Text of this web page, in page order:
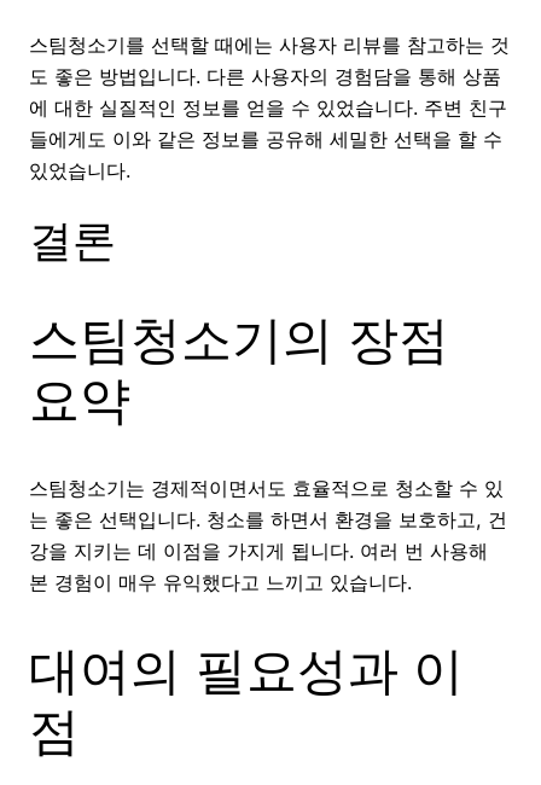
스팀청소기를 선택할 때에는 사용자 리뷰를 참고하는 것
도 좋은 방법입니다. 다른 사용자의 경험담을 통해 상품
에 대한 실질적인 정보를 얻을 수 있었습니다. 주변 친구
들에게도 이와 같은 정보를 공유해 세밀한 선택을 할 수
있었습니다.
결론
스팀청소기의 장점
요약
스팀청소기는 경제적이면서도 효율적으로 청소할 수 있
는 좋은 선택입니다. 청소를 하면서 환경을 보호하고, 건
강을 지키는 데 이점을 가지게 됩니다. 여러 번 사용해
본 경험이 매우 유익했다고 느끼고 있습니다.
대여의 필요성과 이
점